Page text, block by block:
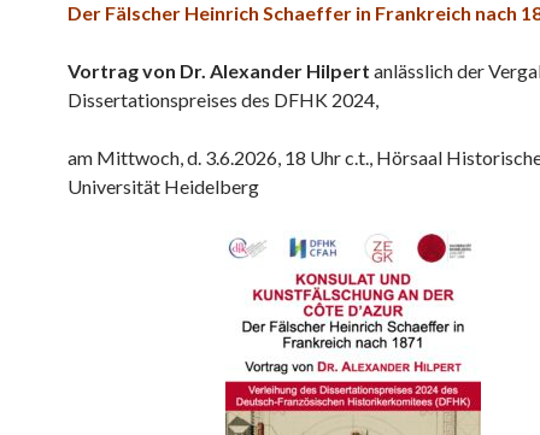
Der Fälscher Heinrich Schaeffer in Frankreich nach
Vortrag von Dr. Alexander Hilpert anlässlich der
Dissertationspreises des DFHK 2024,
am Mittwoch, d. 3.6.2026, 18 Uhr c.t., Hörsaal
Universität Heidelberg